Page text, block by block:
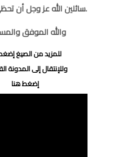
سائلين الله عز وجل أن تحظى بإعجابكم.
والله الموفق
للمزيد من الصيغ
وللإنتقال إلى المدونة
إضغط هنا